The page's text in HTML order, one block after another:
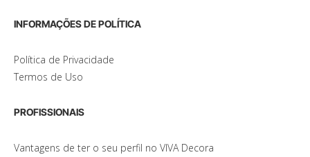
INFORMAÇÕES DE POLÍTICA
Política de Privacidade
Termos de Uso
PROFISSIONAIS
Vantagens de ter o seu perfil no VIVA Decora